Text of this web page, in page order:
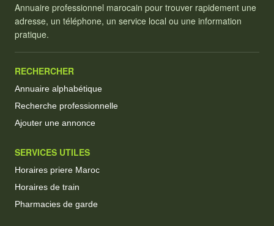
Annuaire professionnel marocain pour trouver rapidement une
adresse, un téléphone, un service local ou une information
pratique.
RECHERCHER
Annuaire alphabétique
Recherche professionnelle
Ajouter une annonce
SERVICES UTILES
Horaires priere Maroc
Horaires de train
Pharmacies de garde